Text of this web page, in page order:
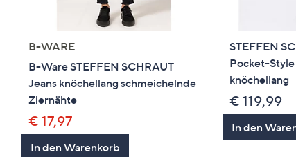
B-WARE
B-Ware STEFFEN SCHRAUT
Jeans knöchellang schmeichelnde
Ziernähte
€ 17,97
In den Warenkorb
STEFFEN
Pocket-Style
knöchellang
€ 119,99
In den